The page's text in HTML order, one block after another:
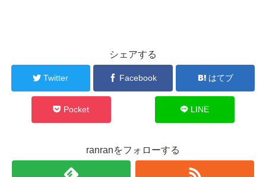
シェアする
Twitter Facebook はてブ
Pocket LINE
ranranをフォローする